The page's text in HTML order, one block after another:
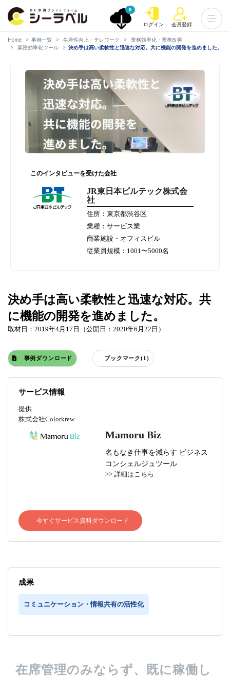
0
ログイン 会員登録
Home 事例一覧 生産性向上・テレワーク
業務効率化・業務改善
業務効率化ツール
決め手は高い柔軟性と迅速な対応。共に機能の開発を進めました。
このインタビューを受けた会社
JR東日本ビルテック株式会
社
住所：東京都渋谷区
業種：サービス業
商業施設・オフィスビル
従業員規模：1001〜5000名
決め手は高い柔軟性と迅速な対応。共
に機能の開発を進めました。
取材日：2019年4月17日（公開日：2020年6月22日）
事例ダウンロード ブックマーク(1)
サービス情報
提供
株式会社Colorkrew
Mamoru Biz
名もなき仕事を減らす ビジネス
コンシェルジュツール
>> 詳細はこちら
今すぐサービス資料ダウンロード
成果
コミュニケーション・情報共有の活性化
在席管理のみならず、既に稼働し